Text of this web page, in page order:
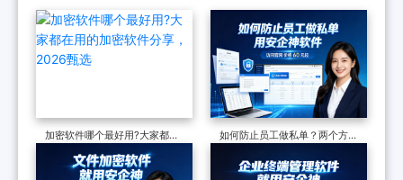
加密软件哪个最好用?大家都在
用的加密软件分享，2026甄选
如何防止员工做私单？两个方法
订单